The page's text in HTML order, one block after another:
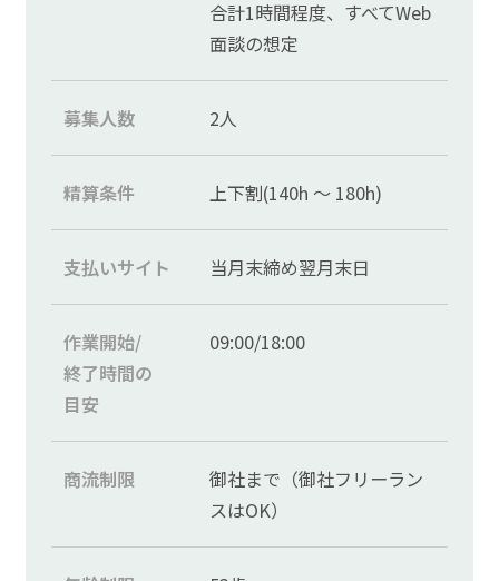
合計1時間程度、すべてWeb
面談の想定
募集人数 2人
精算条件 上下割(140h ～ 180h)
支払いサイト 当月末締め翌月末日
作業開始/
終了時間の
目安
09:00/18:00
商流制限
御社まで（御社フリーラン
スはOK）